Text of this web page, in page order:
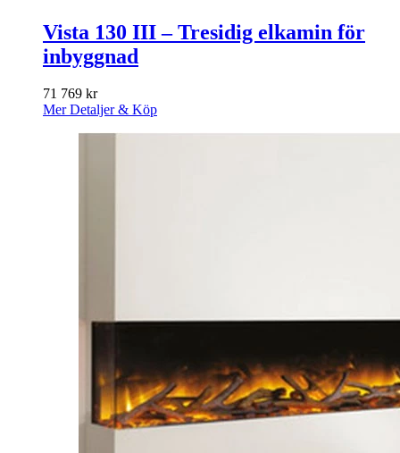
Vista 130 III – Tresidig elkamin för
inbyggnad
71 769 kr
Mer Detaljer & Köp